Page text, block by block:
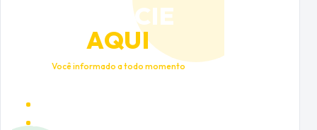
ANUNCIE
AQUI
Você informado a todo momento